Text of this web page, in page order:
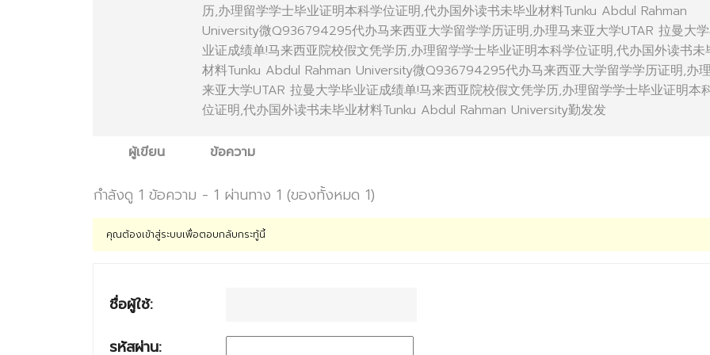
历,办理留学学士毕业证明本科学位证明,代办国外读书未毕业材料Tunku Abdul Rahman
University微Q936794295代办马来西亚大学留学学历证明,办理马来亚大学UTAR 拉曼大
业证成绩单!马来西亚院校假文凭学历,办理留学学士毕业证明本科学位证明,代办国外读书未
材料Tunku Abdul Rahman University微Q936794295代办马来西亚大学留学学历证明,办
来亚大学UTAR 拉曼大学毕业证成绩单!马来西亚院校假文凭学历,办理留学学士毕业证明本
位证明,代办国外读书未毕业材料Tunku Abdul Rahman University勤发发
ผู้เขียน ข้อความ
กำลังดู 1 ข้อความ - 1 ผ่านทาง 1 (ของทั้งหมด 1)
คุณต้องเข้าสู่ระบบเพื่อตอบกลับกระทู้นี้
ชื่อผู้ใช้:
รหัสผ่าน: